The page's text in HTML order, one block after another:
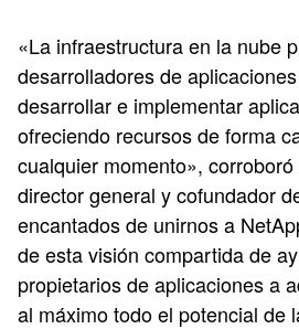
«La infraestructura en la nube
desarrolladores de
desarrollar e implementar
ofreciendo recursos de forma
cualquier momento»,
director general y cofundador
encantados de unirnos a
de esta visión compartida de
propietarios de aplicaciones a
al máximo todo el potencial de